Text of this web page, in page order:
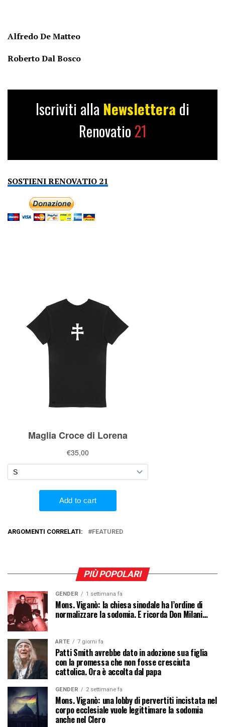
Alfredo De Matteo
Roberto Dal Bosco
Iscriviti alla Newslettera di
Renovatio 21
SOSTIENI RENOVATIO 21
ARGOMENTI CORRELATI: FEATURED
PIÙ POPOLARI
GENDER 1 settimana fa
Mons. Viganò: la chiesa sinodale ha l’ordine di
normalizzare la sodomia. E ricorda Don Milani…
ARTE 7 giorni fa
Patti Smith avrebbe dato in adozione sua figlia
con la promessa che non fosse cresciuta
cattolica. Ora è accolta dal papa
GENDER 2 settimane fa
Mons. Viganò: una lobby di pervertiti incistata nel
corpo ecclesiale vuole legittimare la sodomia
anche nel Clero